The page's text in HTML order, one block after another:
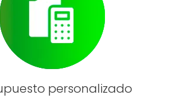
personalizado